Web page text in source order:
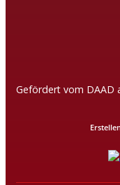
Gefördert vom DAAD